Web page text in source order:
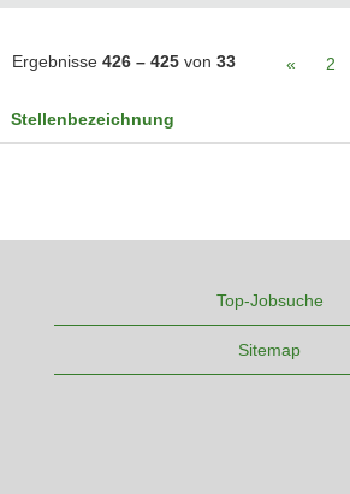
Ergebnisse 426 – 425 von 33 « 2
Stellenbezeichnung
Top-Jobsuche
Sitemap